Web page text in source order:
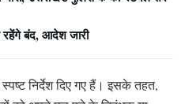
बंद, आदेश जारी
निर्देश दिए गए हैं। इसके तहत,